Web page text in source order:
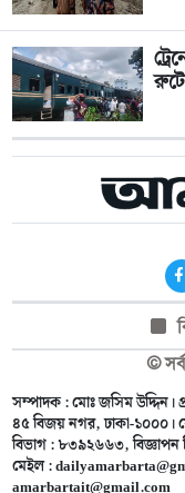
©
সম্পাদক : মোঃ জসিম উদ্দিন।
৪৫ বিজয় নগর, ঢাকা-১০০০।
বিভাগ : ৮৩৯২৬৬৩,
মেইল :
amarbartait@gmail.com